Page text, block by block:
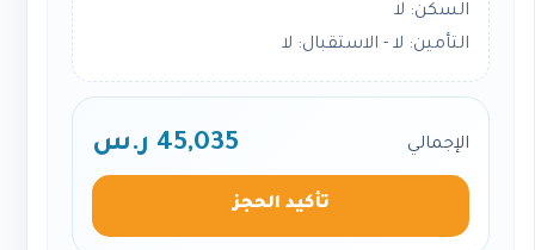
السكن: لا
التأمين: لا - الاستقبال: لا
الإجمالي 45,035 ر.س
تأكيد الحجز